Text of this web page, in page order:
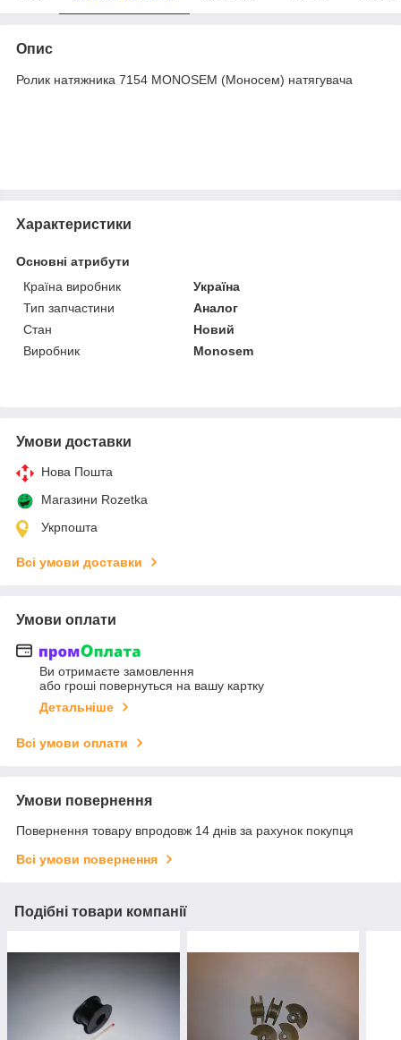
Опис
Ролик натяжника 7154 MONOSEM (Моносем) натягувача
Характеристики
Основні атрибути
Країна виробник
Україна
Тип запчастини
Аналог
Стан
Новий
Виробник
Monosem
Умови доставки
Нова Пошта
Магазини Rozetka
Укрпошта
Всі умови доставки
Умови оплати
Ви отримаєте замовлення
або гроші повернуться на вашу картку
Детальніше
Всі умови оплати
Умови повернення
Повернення товару впродовж 14 днів за рахунок покупця
Всі умови повернення
Подібні товари компанії